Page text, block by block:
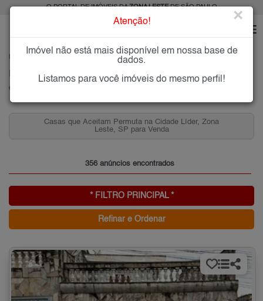
O PORTAL DE IMÓVEIS DAZONA LESTEDE SÃO PAULO
CIDADE LÍDER
Imóveis à Venda na Cidade Líder, Zona Leste de São Paulo
Cidade Líder, Zona Leste
Casas que Aceitam Permuta na Cidade Líder, Zona
Leste, SP para Venda
356 anúncios encontrados
* FILTRO PRINCIPAL *
Refinar e Ordenar
Atenção! ×
Imóvel não está mais disponível em nossa base de
dados.
Listamos para você imóveis do mesmo perfil!